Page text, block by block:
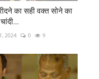
का सही वक्त सोने का
2024 0 9